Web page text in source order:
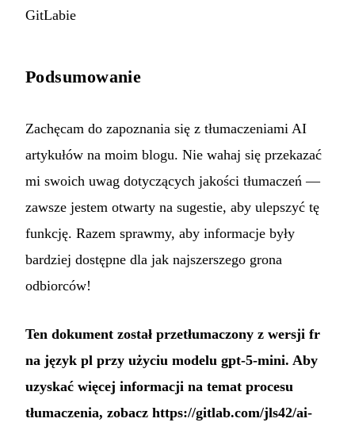
GitLabie
Podsumowanie
Zachęcam do zapoznania się z tłumaczeniami AI
artykułów na moim blogu. Nie wahaj się przekazać
mi swoich uwag dotyczących jakości tłumaczeń —
zawsze jestem otwarty na sugestie, aby ulepszyć tę
funkcję. Razem sprawmy, aby informacje były
bardziej dostępne dla jak najszerszego grona
odbiorców!
Ten dokument został przetłumaczony z wersji fr
na język pl przy użyciu modelu gpt-5-mini. Aby
uzyskać więcej informacji na temat procesu
tłumaczenia, zobacz https://gitlab.com/jls42/ai-